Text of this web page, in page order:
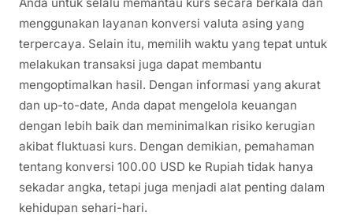
menggunakan layanan konversi valuta asing yang
terpercaya. Selain itu, memilih waktu yang tepat untuk
melakukan transaksi juga dapat membantu
mengoptimalkan hasil. Dengan informasi yang akurat
dan up-to-date, Anda dapat mengelola keuangan
dengan lebih baik dan meminimalkan risiko kerugian
akibat fluktuasi kurs. Dengan demikian, pemahaman
tentang konversi 100.00 USD ke Rupiah tidak hanya
sekadar angka, tetapi juga menjadi alat penting dalam
kehidupan sehari-hari.